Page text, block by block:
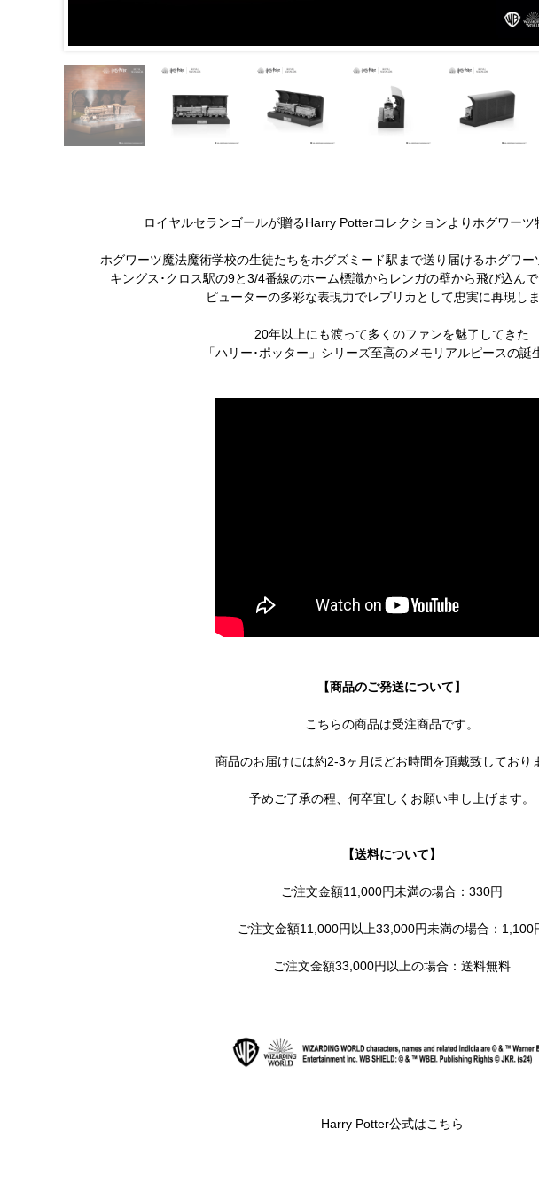
ロイヤルセランゴールが贈るHarry Potterコレクションよりホグワーツ
ホグワーツ魔法魔術学校の生徒たちをホグズミード駅まで送り届けるホグワー
キングス･クロス駅の9と3/4番線のホーム標識からレンガの壁から飛び込ん
ピューターの多彩な表現力でレプリカとして忠実に再現しま
20年以上にも渡って多くのファンを魅了してきた
「ハリー･ポッター」シリーズ至高のメモリアルピースの誕
【商品のご発送について】
こちらの商品は受注商品です。
商品のお届けには約2-3ヶ月ほどお時間を頂戴致しており
予めご了承の程、何卒宜しくお願い申し上げます。
【送料について】
ご注文金額11,000円未満の場合：330円
ご注文金額11,000円以上33,000円未満の場合：1,100
ご注文金額33,000円以上の場合：送料無料
Harry Potter公式はこちら